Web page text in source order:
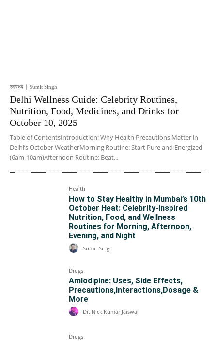
स्वास्थ्य Sumit Singh
Delhi Wellness Guide: Celebrity Routines,
Nutrition, Food, Medicines, and Drinks for
October 10, 2025
Table of ContentsIntroduction: Why Health Precautions Matter in
Delhi’s October WeatherMorning Routine: Start Pure and Energized
(6am-10am)Afternoon Routine: Beat...
Health
How to Stay Healthy in Mumbai’s 10th
October Heat: Celebrity-Inspired
Nutrition, Food, and Wellness
Routines for Morning, Afternoon,
Evening, and Night
Sumit Singh
Drugs
Amlodipine: Uses, Side Effects,
Precautions,Interactions,Dosage &
More
Dr. Nick Kumar Jaiswal
Drugs